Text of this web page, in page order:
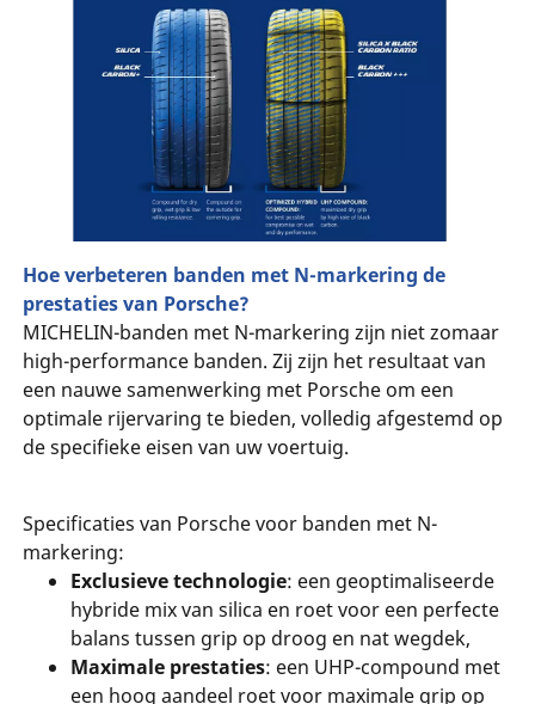
Hoe verbeteren banden met N-markering de
prestaties van Porsche?
MICHELIN-banden met N-markering zijn niet zomaar
high-performance banden. Zij zijn het resultaat van
een nauwe samenwerking met Porsche om een
optimale rijervaring te bieden, volledig afgestemd op
de specifieke eisen van uw voertuig.
Specificaties van Porsche voor banden met N-
markering:
Exclusieve technologie: een geoptimaliseerde
hybride mix van silica en roet voor een perfecte
balans tussen grip op droog en nat wegdek,
Maximale prestaties: een UHP-compound met
een hoog aandeel roet voor maximale grip op